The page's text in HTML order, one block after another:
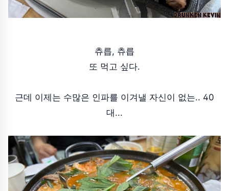
츄릅, 츄릅
또 먹고 싶다.
근데 이제는 수많은 인파를 이겨낼 자신이 없는.. 40
대...